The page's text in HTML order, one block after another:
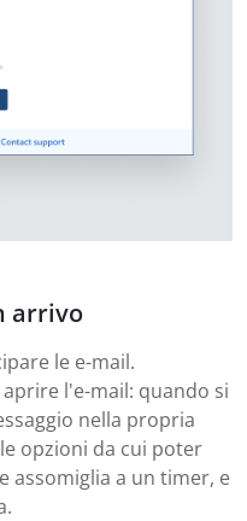
arrivo
le e-mail.
l'e-mail: quando si
nella propria
opzioni da cui poter
assomiglia a un timer, e